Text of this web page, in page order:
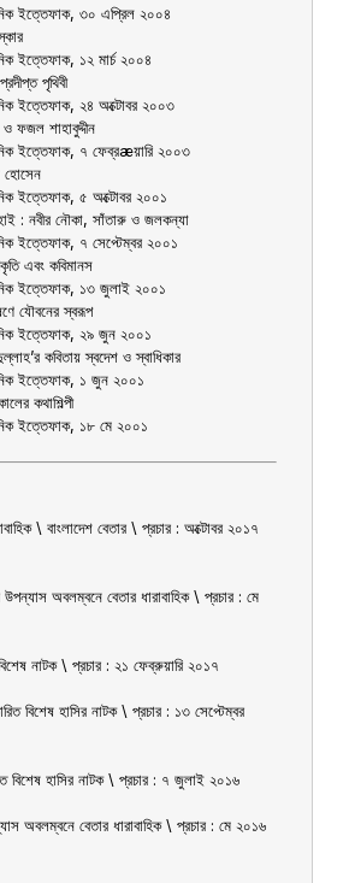
ইত্তেফাক, ৩০ এপ্রিল ২০০৪
ইত্তেফাক, ১২ মার্চ ২০০৪
পৃথিবী
ইত্তেফাক, ২৪ অক্টোবর ২০০৩
ফজল শাহাবুদ্দীন
ইত্তেফাক, ৭ ফেব্রæয়ারি ২০০৩
হোসেন
ইত্তেফাক, ৫ অক্টোবর ২০০১
: নবীর নৌকা, সাঁতারু ও জলকন্যা
ইত্তেফাক, ৭ সেপ্টেম্বর ২০০১
এবং কবিমানস
ইত্তেফাক, ১৩ জুলাই ২০০১
যৌবনের স্বরূপ
ইত্তেফাক, ২৯ জুন ২০০১
কবিতায় স্বদেশ ও স্বাধিকার
ইত্তেফাক, ১ জুন ২০০১
কথাশিল্পী
ইত্তেফাক, ১৮ মে ২০০১
\ বাংলাদেশ বেতার \ প্রচার : অক্টোবর ২০১৭
উপন্যাস অবলম্বনে বেতার ধারাবাহিক \ প্রচার : মে
নাটক \ প্রচার : ২১ ফেব্রুয়ারি ২০১৭
বিশেষ হাসির নাটক \ প্রচার : ১৩ সেপ্টেম্বর
বিশেষ হাসির নাটক \ প্রচার : ৭ জুলাই ২০১৬
অবলম্বনে বেতার ধারাবাহিক \ প্রচার : মে ২০১৬